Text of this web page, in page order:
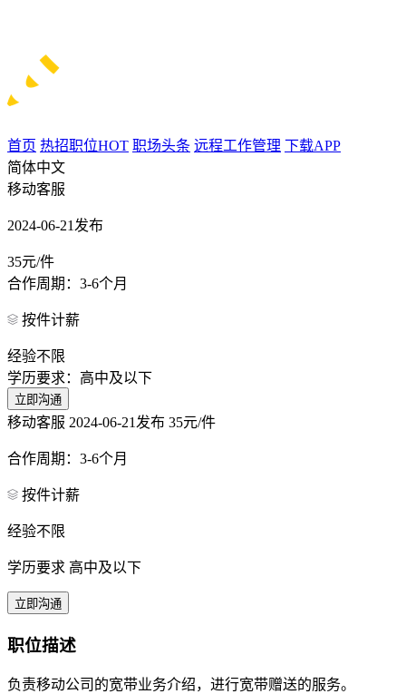
首页 热招职位HOT 职场头条 远程工作管理 下载APP
简体中文
移动客服
2024-06-21发布
35元/件
合作周期：3-6个月
按件计薪
经验不限
学历要求：高中及以下
立即沟通
移动客服 2024-06-21发布 35元/件
合作周期：3-6个月
按件计薪
经验不限
学历要求 高中及以下
立即沟通
职位描述
负责移动公司的宽带业务介绍，进行宽带赠送的服务。